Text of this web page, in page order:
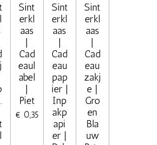
Sint
erkl
aas
|
Cad
eaul
abel
|
Piet
€ 0,35
Sint
erkl
aas
|
Cad
eau
pap
ier |
Inp
akp
api
er |
Sint
erkl
aas
|
Cad
eau
zakj
e |
Gro
en
Bla
uw